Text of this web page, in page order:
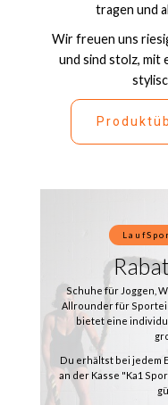
tragen und
Wir freuen uns
und sind stolz, mit
Schuhe für Joggen,
Allrounder für
bietet eine
Du erhältst bei jedem
an der Kasse "Ka1